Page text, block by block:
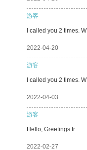
游客
I called you 2 times. W
2022-04-20
游客
I called you 2 times. W
2022-04-03
游客
Hello, Greetings fr
2022-02-27